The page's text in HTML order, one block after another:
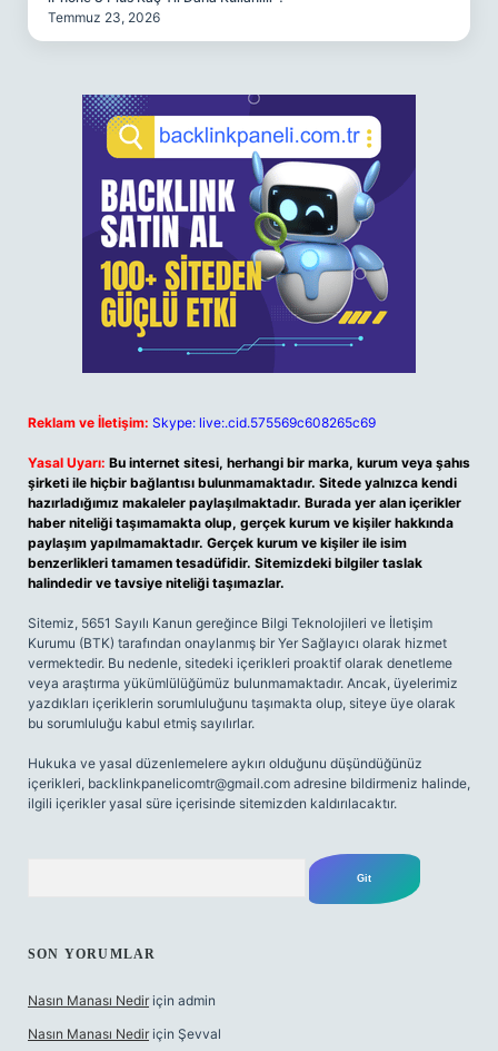
Temmuz 23, 2026
Reklam ve İletişim: Skype: live:.cid.575569c608265c69
Yasal Uyarı: Bu internet sitesi, herhangi bir marka, kurum veya şahıs
şirketi ile hiçbir bağlantısı bulunmamaktadır. Sitede yalnızca kendi
hazırladığımız makaleler paylaşılmaktadır. Burada yer alan içerikler
haber niteliği taşımamakta olup, gerçek kurum ve kişiler hakkında
paylaşım yapılmamaktadır. Gerçek kurum ve kişiler ile isim
benzerlikleri tamamen tesadüfidir. Sitemizdeki bilgiler taslak
halindedir ve tavsiye niteliği taşımazlar.
Sitemiz, 5651 Sayılı Kanun gereğince Bilgi Teknolojileri ve İletişim
Kurumu (BTK) tarafından onaylanmış bir Yer Sağlayıcı olarak hizmet
vermektedir. Bu nedenle, sitedeki içerikleri proaktif olarak denetleme
veya araştırma yükümlülüğümüz bulunmamaktadır. Ancak, üyelerimiz
yazdıkları içeriklerin sorumluluğunu taşımakta olup, siteye üye olarak
bu sorumluluğu kabul etmiş sayılırlar.
Hukuka ve yasal düzenlemelere aykırı olduğunu düşündüğünüz
içerikleri, backlinkpanelicomtr@gmail.com adresine bildirmeniz halinde,
ilgili içerikler yasal süre içerisinde sitemizden kaldırılacaktır.
SON YORUMLAR
Nasın Manası Nedir için admin
Nasın Manası Nedir için Şevval